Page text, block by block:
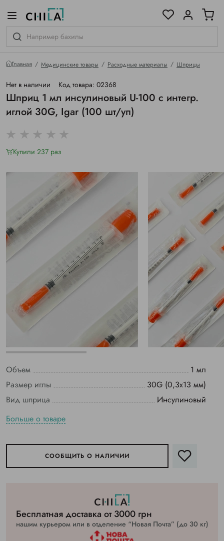
Главная Медицинские товары Расходные материалы Шприцы
Нет в наличии Код товара: 02368
Шприц 1 мл инсулиновый U-100 с интегр.
иглой 30G, Igar (100 шт/уп)
Купили 237 раз
Объем
1 мл
Размер иглы
30G (0,3х13 мм)
Вид шприца
Инсулиновый
Больше о товаре
СООБЩИТЬ О НАЛИЧИИ
Бесплатная доставка от 3000 грн
нашим курьером или в отделение “Новая Почта” (до 30 кг)
гамме